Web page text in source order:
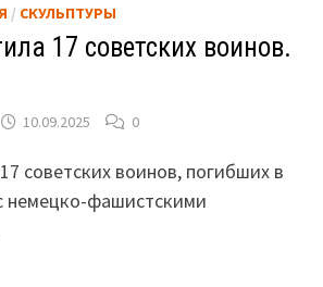
/ СКУЛЬПТУРЫ
17 советских воинов.
10.09.2025 0
советских воинов, погибших в
немецко-фашистскими